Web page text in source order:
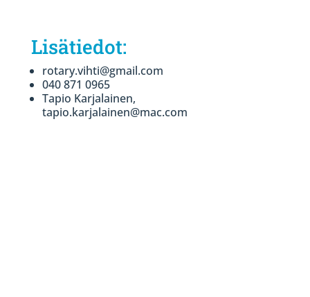
Lisätiedot:
rotary.vihti@gmail.com
040 871 0965
Tapio Karjalainen,
tapio.karjalainen@mac.com